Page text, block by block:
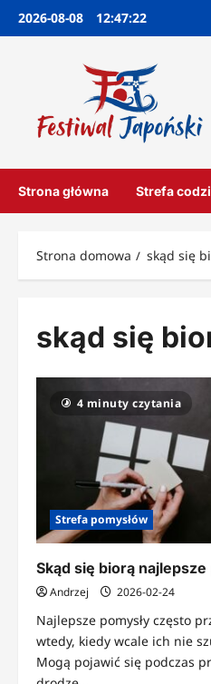
Przejdź
2026-08-08 12:47:22
Strona główna Strefa
Strona domowa skąd się
skąd się
4 minuty czytania
Strefa pomysłów
Skąd się biorą najlepsze
Andrzej 2026-02-24
Najlepsze pomysły często
wtedy, kiedy wcale ich nie
Mogą pojawić się podczas